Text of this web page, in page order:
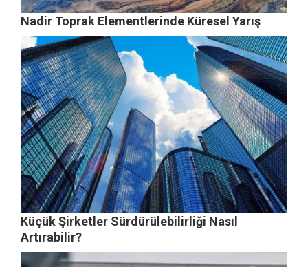
Nadir Toprak Elementlerinde Küresel Yarış
Küçük Şirketler Sürdürülebilirliği Nasıl
Artırabilir?